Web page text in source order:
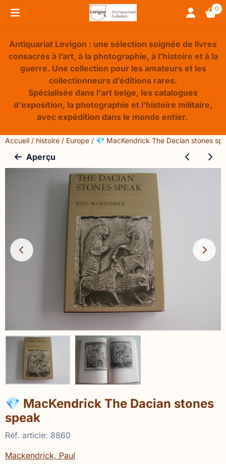
Préférences de cookies disponibles. Choisissez les 0
Antiquariat Levigon : une sélection soignée de livres
consacrés à l’art, à la photographie, à l’histoire et à la
guerre. Une collection pour les amateurs et les
collectionneurs d’éditions rares.
Spécialisée dans l'art belge, les catalogues
d'exposition, la photographie et l'histoire militaire,
avec expédition dans le monde entier.
Accueil / histoire / Europe / 💎 MacKendrick The Dacian stones
Aperçu
💎 MacKendrick The Dacian stones
speak
Réf. article: 8860
Mackendrick, Paul